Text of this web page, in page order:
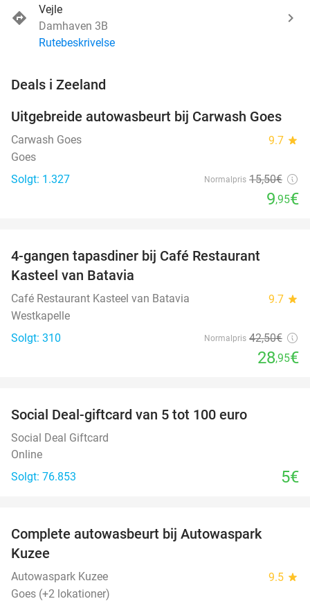
Vejle
Damhaven 3B
Rutebeskrivelse
Deals i Zeeland
36%
Uitgebreide autowasbeurt bij Carwash Goes
Carwash Goes 9.7 star
Goes
Solgt: 1.327
Normalpris 15,50€
9,95€
4-gangen tapasdiner bij Café Restaurant
Kasteel van Batavia
Café Restaurant Kasteel van Batavia 9.7 star
Westkapelle
Solgt: 310
Normalpris 42,50€
28,95€
Social Deal-giftcard van 5 tot 100 euro
Social Deal Giftcard
Online
Solgt: 76.853
5€
Complete autowasbeurt bij Autowaspark
Kuzee
Autowaspark Kuzee 9.5 star
Goes (+2 lokationer)